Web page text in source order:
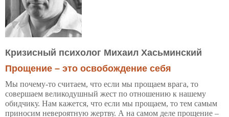
Кризисный психолог Михаил Хасьминский
Прощение – это освобождение себя
Мы почему-то считаем, что если мы прощаем врага, то
совершаем великодушный жест по отношению к нашему
обидчику. Нам кажется, что если мы прощаем, то тем самым
приносим невероятную жертву. А на самом деле прощение –